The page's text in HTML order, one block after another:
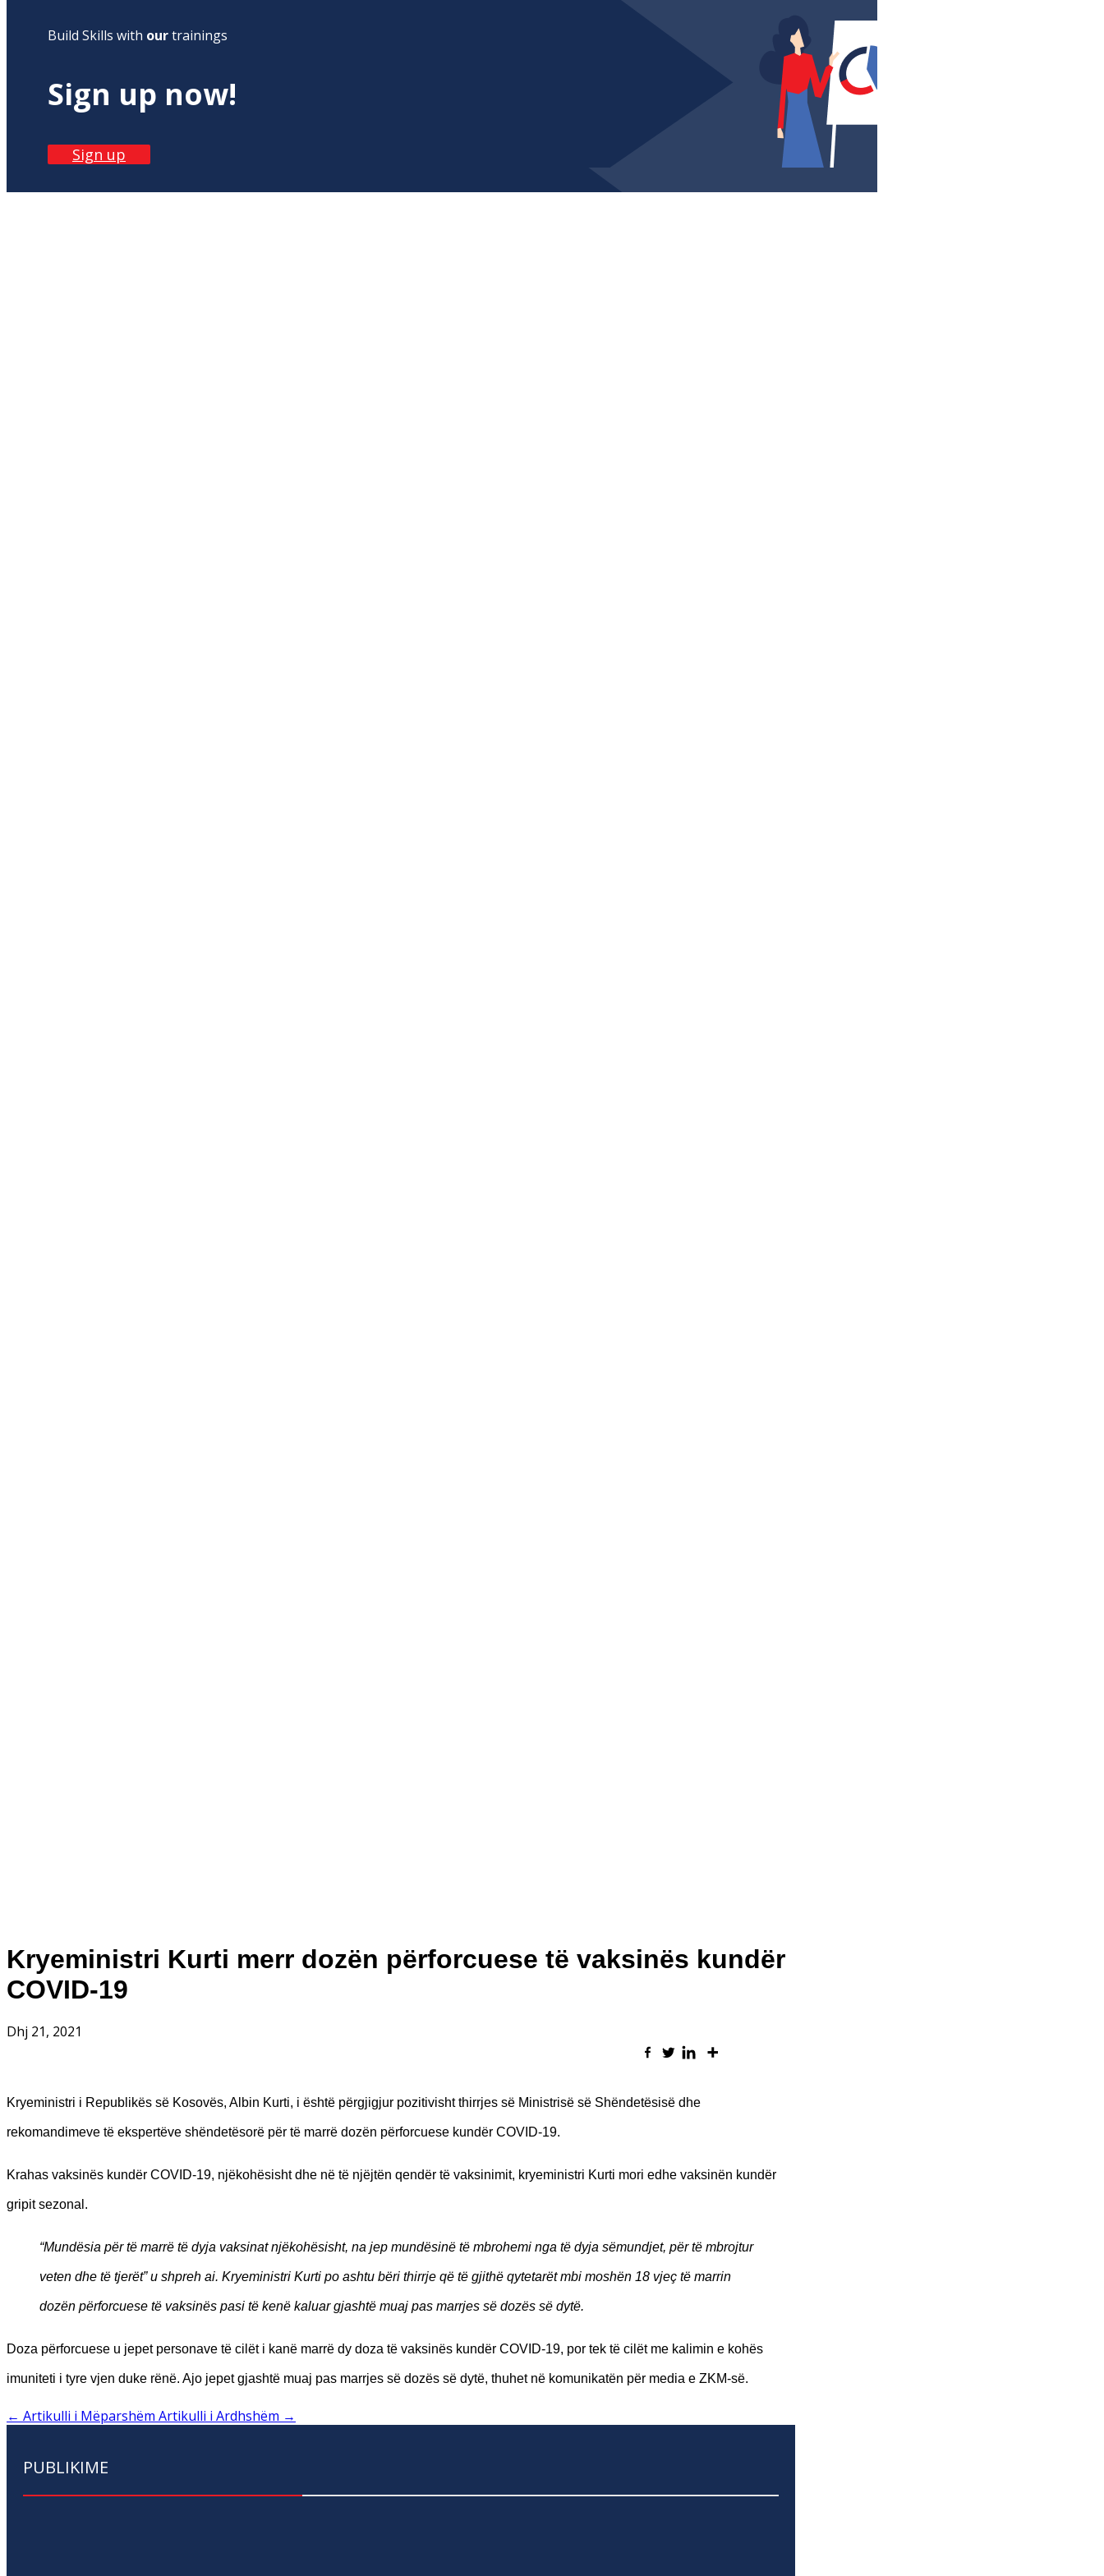
Build Skills with ourtrainings
Sign up now!
Sign up
Kryeministri Kurti merr dozën përforcuese të vaksinës kundër
COVID-19
Dhj 21, 2021
Kryeministri i Republikës së Kosovës, Albin Kurti, i është përgjigjur pozitivisht thirrjes së Ministrisë së Shëndetësisë dhe
rekomandimeve të ekspertëve shëndetësorë për të marrë dozën përforcuese kundër COVID-19.
Krahas vaksinës kundër COVID-19, njëkohësisht dhe në të njëjtën qendër të vaksinimit, kryeministri Kurti mori edhe vaksinën kundër
gripit sezonal.
“Mundësia për të marrë të dyja vaksinat njëkohësisht, na jep mundësinë të mbrohemi nga të dyja sëmundjet, për të mbrojtur
veten dhe të tjerët” u shpreh ai. Kryeministri Kurti po ashtu bëri thirrje që të gjithë qytetarët mbi moshën 18 vjeç të marrin
dozën përforcuese të vaksinës pasi të kenë kaluar gjashtë muaj pas marrjes së dozës së dytë.
Doza përforcuese u jepet personave të cilët i kanë marrë dy doza të vaksinës kundër COVID-19, por tek të cilët me kalimin e kohës
imuniteti i tyre vjen duke rënë. Ajo jepet gjashtë muaj pas marrjes së dozës së dytë, thuhet në komunikatën për media e ZKM-së.
← Artikulli i Mëparshëm Artikulli i Ardhshëm →
PUBLIKIME